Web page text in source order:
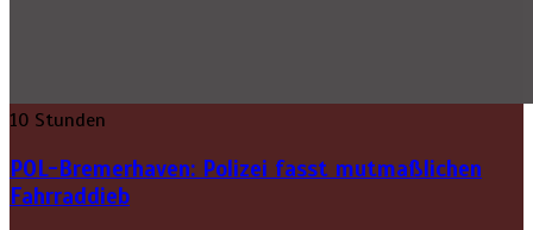
10 Stunden
POL-Bremerhaven: Polizei fasst mutmaßlichen
Fahrraddieb